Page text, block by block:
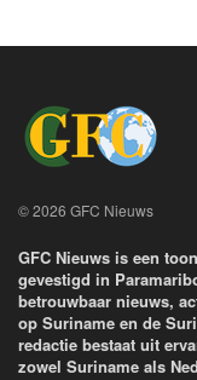
© 2026 GFC Nieuws
GFC Nieuws is een
gevestigd in
betrouwbaar nieuws,
op Suriname en de
redactie bestaat uit
zowel Suriname als